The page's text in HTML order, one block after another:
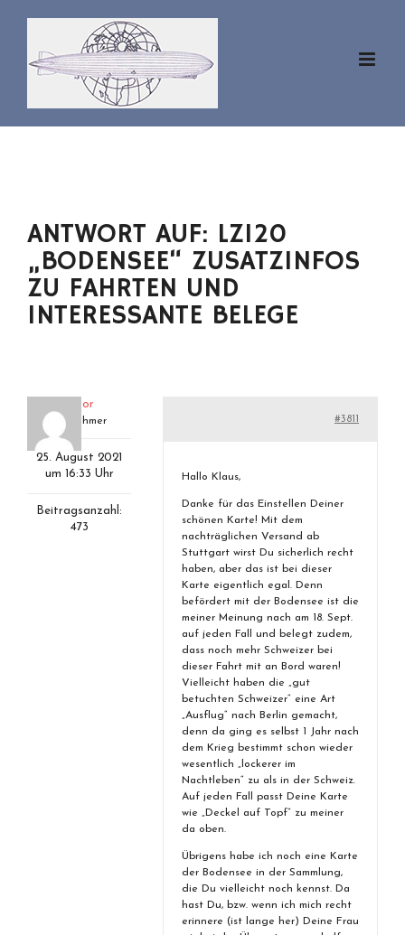
springen
ANTWORT AUF: LZ120
„BODENSEE“ ZUSATZINFOS
ZU FAHRTEN UND
INTERESSANTE BELEGE
aviator
Teilnehmer
25. August 2021
um 16:33 Uhr
Beitragsanzahl:
473
#3811
Hallo Klaus,
Danke für das Einstellen Deiner
schönen Karte! Mit dem
nachträglichen Versand ab
Stuttgart wirst Du sicherlich recht
haben, aber das ist bei dieser
Karte eigentlich egal. Denn
befördert mit der Bodensee ist die
meiner Meinung nach am 18. Sept.
auf jeden Fall und belegt zudem,
dass noch mehr Schweizer bei
dieser Fahrt mit an Bord waren!
Vielleicht haben die „gut
betuchten Schweizer“ eine Art
„Ausflug“ nach Berlin gemacht,
denn da ging es selbst 1 Jahr nach
dem Krieg bestimmt schon wieder
wesentlich „lockerer im
Nachtleben“ zu als in der Schweiz.
Auf jeden Fall passt Deine Karte
wie „Deckel auf Topf“ zu meiner
da oben.
Übrigens habe ich noch eine Karte
der Bodensee in der Sammlung,
die Du vielleicht noch kennst. Da
hast Du, bzw. wenn ich mich recht
erinnere (ist lange her) Deine Frau